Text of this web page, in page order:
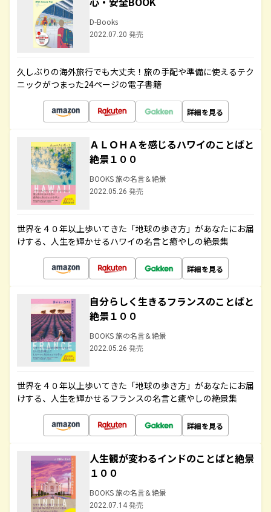
D-Books
2022.07.20 発売
久しぶりの海外旅行でも大丈夫！旅の手配や準備に使えるテク
ニックがつまった24ページの電子書籍
詳細を見る
ＡＬＯＨＡを感じるハワイのことばと
絶景１００
BOOKS 旅の名言＆絶景
2022.05.26 発売
世界を４０年以上歩いてきた「地球の歩き方」があなたにお届
けする、人生を輝かせるハワイの名言と癒やしの絶景集
詳細を見る
自分らしく生きるフランスのことばと
絶景１００
BOOKS 旅の名言＆絶景
2022.05.26 発売
世界を４０年以上歩いてきた「地球の歩き方」があなたにお届
けする、人生を輝かせるフランスの名言と癒やしの絶景集
詳細を見る
人生観が変わるインドのことばと絶景
１００
BOOKS 旅の名言＆絶景
2022.07.14 発売